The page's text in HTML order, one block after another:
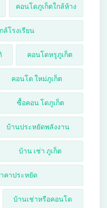
คอนโดภูเก็ตใกล้ห้าง
ล้โรงเรียน
คอนโดหรูภูเก็ต
คอนโด ใหม่ภูเก็ต
ซื้อคอน โดภูเก็ต
บ้านประหยัดพลังงาน
บ้าน เช่า ภูเก็ต
คาประหยัด
บ้านเช่าหรือคอนโด